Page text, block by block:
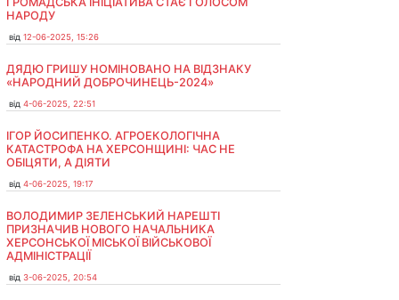
НАРОДУ
від 12-06-2025, 15:26
ДЯДЮ ГРИШУ НОМІНОВАНО НА ВІДЗНАКУ
«НАРОДНИЙ ДОБРОЧИНЕЦЬ-2024»
від 4-06-2025, 22:51
ІГОР ЙОСИПЕНКО. АГРОЕКОЛОГІЧНА
КАТАСТРОФА НА ХЕРСОНЩИНІ: ЧАС НЕ
ОБІЦЯТИ, А ДІЯТИ
від 4-06-2025, 19:17
ВОЛОДИМИР ЗЕЛЕНСЬКИЙ НАРЕШТІ
ПРИЗНАЧИВ НОВОГО НАЧАЛЬНИКА
ХЕРСОНСЬКОЇ МІСЬКОЇ ВІЙСЬКОВОЇ
АДМІНІСТРАЦІЇ
від 3-06-2025, 20:54